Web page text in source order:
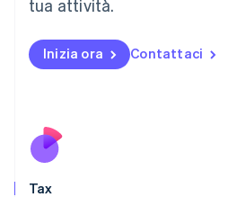
tua attività.
Inizia ora Contattaci
Tax
Malta
Messico
EspañolEnglish
English
Paesi Bassi